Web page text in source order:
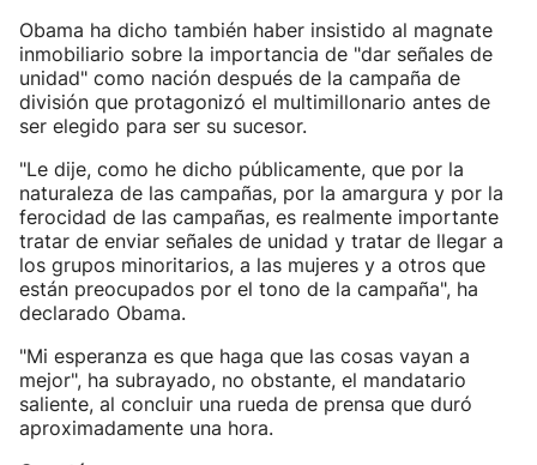
Obama ha dicho también haber insistido al magnate
inmobiliario sobre la importancia de "dar señales de
unidad" como nación después de la campaña de
división que protagonizó el multimillonario antes de
ser elegido para ser su sucesor.
"Le dije, como he dicho públicamente, que por la
naturaleza de las campañas, por la amargura y por la
ferocidad de las campañas, es realmente importante
tratar de enviar señales de unidad y tratar de llegar a
los grupos minoritarios, a las mujeres y a otros que
están preocupados por el tono de la campaña", ha
declarado Obama.
"Mi esperanza es que haga que las cosas vayan a
mejor", ha subrayado, no obstante, el mandatario
saliente, al concluir una rueda de prensa que duró
aproximadamente una hora.